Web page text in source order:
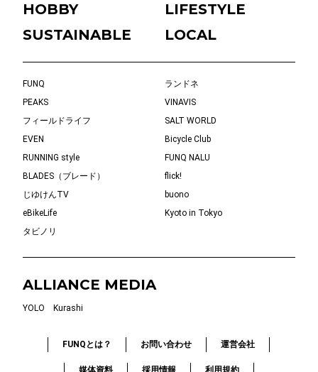
HOBBY
LIFESTYLE
SUSTAINABLE
LOCAL
FUNQ
ランドネ
PEAKS
VINAVIS
フィールドライフ
SALT WORLD
EVEN
Bicycle Club
RUNNING style
FUNQ NALU
BLADES（ブレード）
flick!
じゆけんTV
buono
eBikeLife
Kyoto in Tokyo
タビノリ
ALLIANCE MEDIA
YOLO Kurashi
FUNQとは？ お問い合わせ 運営会社
媒体資料 採用情報 利用規約